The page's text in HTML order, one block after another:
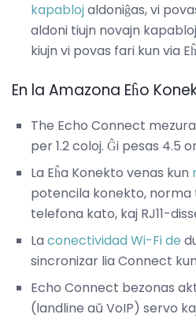
kapablojaldoniĝas, vi
aldoni tiujn novajn
kiujn vi povas fari kun via
En la Amazona Eĥo
The Echo Connect
per 1.2 coloj. Ĝi pesas 4.5
La Eĥa Konekto venas kun
potencila konekto,
telefona kato, kaj RJ11-
La conectividad Wi-Fi de
sincronizar lia Connect
Echo Connect bezonas
(landline aŭ VoIP) servo